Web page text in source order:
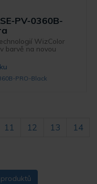
PV-0360B-
WizColor
barvě na novou
PRO-Black
11 12 13
14